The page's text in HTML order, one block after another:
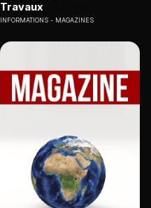
Travaux
INFORMATIONS MAGAZINES